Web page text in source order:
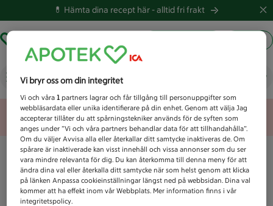
💊 Hämta dina recept här -alltid fri frakt
Vad letar du efter idag?
Unknown error
Vi bryr oss om din integritet
Vi och våra1 partners lagrar och får tillgång till personuppgifter som
webbläsardata eller unika identifierare på din enhet. Genom att välja Jag
accepterar tillåter du att spårningstekniker används för de syften som
anges under ”Vi och våra partners behandlar data för att tillhandahålla”.
Om du väljer Avvisa alla eller återkallar ditt samtycke inaktiveras de. Om
spårare är inaktiverade kan visst innehåll och vissa annonser som du ser
vara mindre relevanta för dig. Du kan återkomma till denna meny för att
ändra dina val eller återkalla ditt samtycke när som helst genom att klicka
på länken Anpassa cookieinställningar längst ned på webbsidan. Dina val
kommer att ha effekt inom vår Webbplats. Mer information finns i vår
integritetspolicy.